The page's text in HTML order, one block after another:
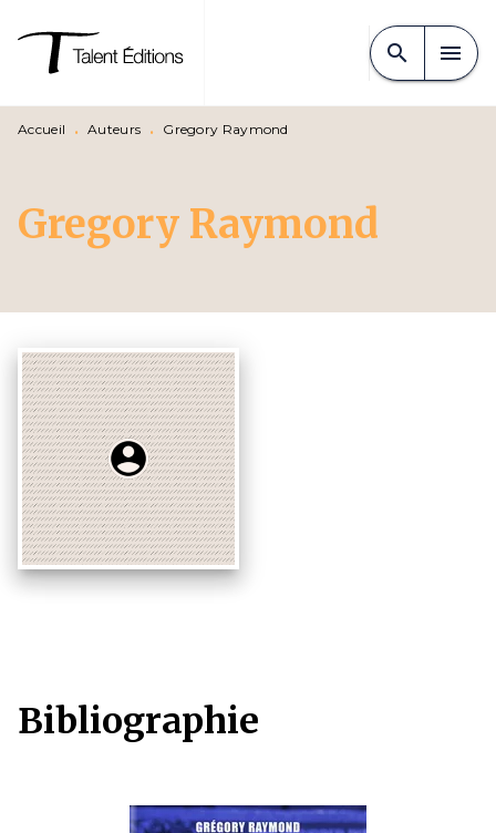
MENU CONTENU
PIED DE PAGE
search menu
Accueil • Auteurs • Gregory Raymond
Gregory Raymond
Bibliographie